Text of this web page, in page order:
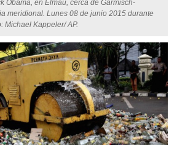
Obama, en Elmau, cerca de Garmisch-
meridional. Lunes 08 de junio 2015 durante
Michael Kappeler/ AP.